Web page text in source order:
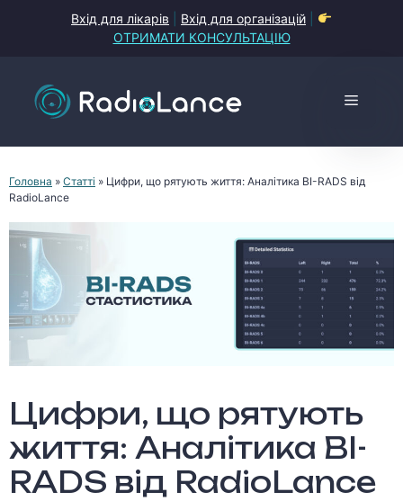
Вхід для лікарів Вхід для організацій
ОТРИМАТИ КОНСУЛЬТАЦІЮ
Меню
Головна » Статті » Цифри, що рятують життя: Аналітика BI-RADS від
RadioLance
Цифри, що рятують
життя: Аналітика BI-
RADS від RadioLance